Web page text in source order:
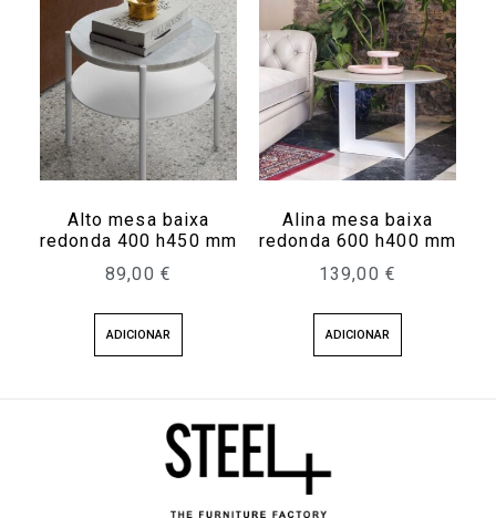
Alto mesa baixa
redonda 400 h450 mm
89,00 €
ADICIONAR
Alina mesa baixa
redonda 600 h400 mm
139,00 €
ADICIONAR